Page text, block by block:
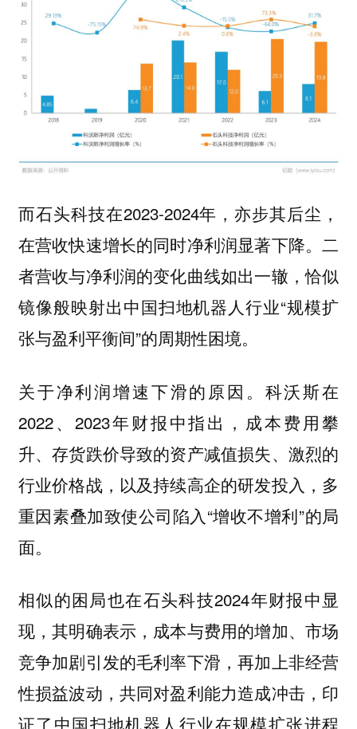
而石头科技在2023-2024年，亦步其后尘，
在营收快速增长的同时净利润显著下降。二
者营收与净利润的变化曲线如出一辙，恰似
镜像般映射出中国扫地机器人行业“规模扩
张与盈利平衡间”的周期性困境。
关于净利润增速下滑的原因。科沃斯在
2022、2023年财报中指出，成本费用攀
升、存货跌价导致的资产减值损失、激烈的
行业价格战，以及持续高企的研发投入，多
重因素叠加致使公司陷入“增收不增利”的局
面。
相似的困局也在石头科技2024年财报中显
现，其明确表示，成本与费用的增加、市场
竞争加剧引发的毛利率下滑，再加上非经营
性损益波动，共同对盈利能力造成冲击，印
证了中国扫地机器人行业在规模扩张进程